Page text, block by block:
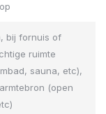
bij fornuis of
ruimte
sauna, etc),
(open